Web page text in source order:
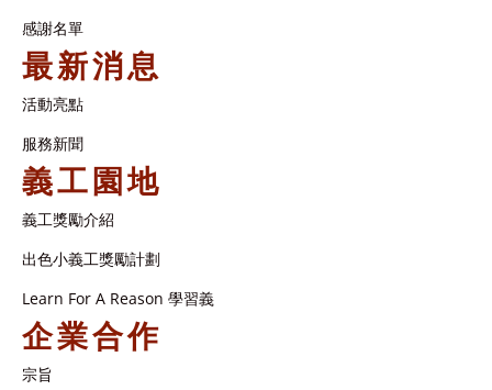
感謝名單​
最新消息
活動亮點
服務新聞
義工園地
義工獎勵介紹
出色小義工獎勵計劃
Learn For A Reason 學習義
企業合作
宗旨